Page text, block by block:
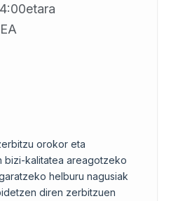
orokor eta
bizi-kalitatea areagotzeko
helburu nagusiak
diren zerbitzuen